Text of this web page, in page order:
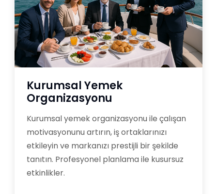
Kurumsal Yemek
Organizasyonu
Kurumsal yemek organizasyonu ile çalışan
motivasyonunu artırın, iş ortaklarınızı
etkileyin ve markanızı prestijli bir şekilde
tanıtın. Profesyonel planlama ile kusursuz
etkinlikler.